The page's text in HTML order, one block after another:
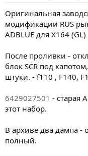
Оригинальная
модификации RUS
ADBLUE для X164 (GL)
После проливки -
блок SCR под
штуки. - f110 , F140,
6429027501 - старая
этот набор.
В архиве два дампа -
полный.